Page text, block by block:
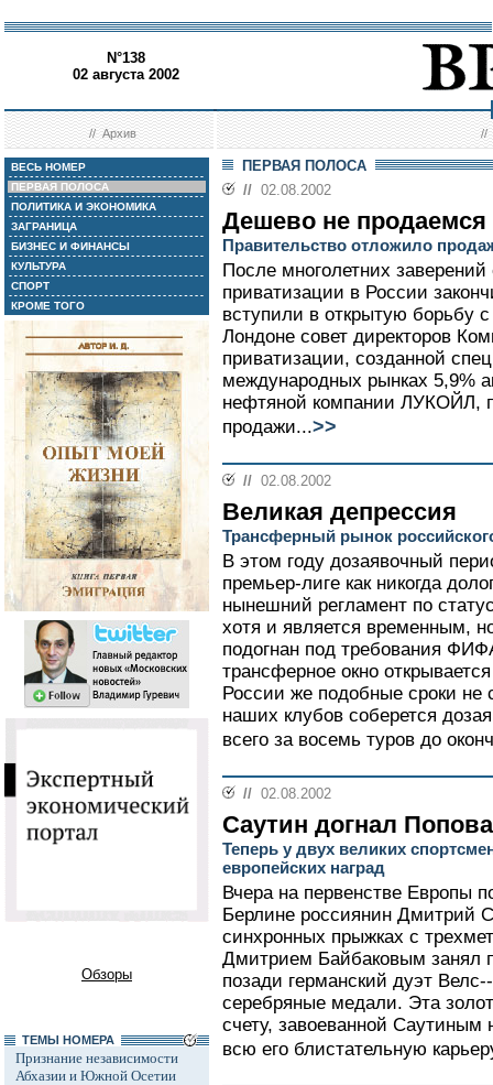
N°138
02 августа 2002
//Архив //
ВЕСЬ НОМЕР
ПЕРВАЯ ПОЛОСА
ПОЛИТИКА И ЭКОНОМИКА
ЗАГРАНИЦА
БИЗНЕС И ФИНАНСЫ
КУЛЬТУРА
СПОРТ
КРОМЕ ТОГО
Обзоры
ТЕМЫ НОМЕРА
Признание независимости
Абхазии и Южной Осетии
ПЕРВАЯ ПОЛОСА
// 02.08.2002
Дешево не продаемся
Правительство отложило
После многолетних
приватизации в России
вступили в открытую борьбу
Лондоне совет директоров
приватизации, созданной
международных рынках 5,9%
нефтяной компании ЛУКОЙЛ,
продажи...>>
// 02.08.2002
Великая депрессия
Трансферный рынок
В этом году дозаявочный
премьер-лиге как никогда
нынешний регламент по
хотя и является временным,
подогнан под требования
трансферное окно
России же подобные сроки
наших клубов соберется
всего за восемь туров до
// 02.08.2002
Саутин догнал Попова
Теперь у двух великих
европейских наград
Вчера на первенстве Европы
Берлине россиянин Дмитрий
синхронных прыжках с
Дмитрием Байбаковым занял
позади германский дуэт
серебряные медали. Эта
счету, завоеванной Саутиным
всю его блистательную